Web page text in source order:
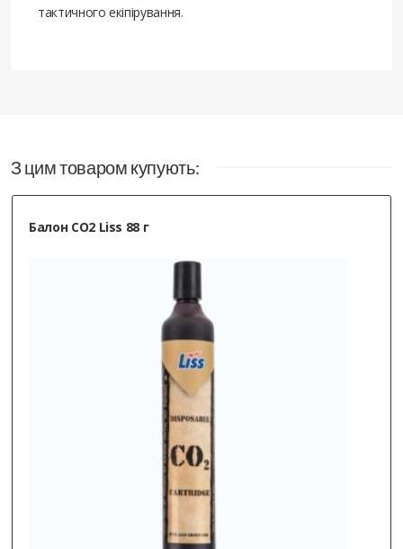
тактичного екіпірування.
З цим товаром купують:
Балон CO2 Liss 88 г